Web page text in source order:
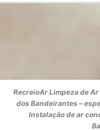
RecreioArLimpeza de
dos Bandeirantes –
Instalação de ar